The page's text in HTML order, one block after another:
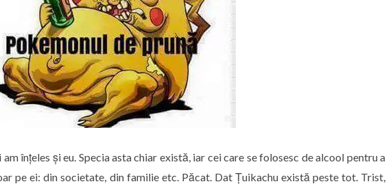
înțeles și eu. Specia asta chiar există, iar cei care se folosesc de alcool pentru a
pe ei: din societate, din familie etc. Păcat. Dat Țuikachu există peste tot. Trist,